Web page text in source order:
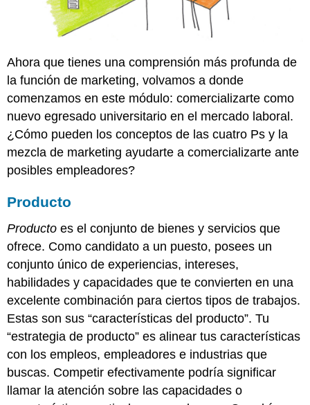
un
Plan
de
Ahora que tienes una comprensión más profunda de
la función de marketing, volvamos a donde
comenzamos en este módulo: comercializarte como
nuevo egresado universitario en el mercado laboral.
¿Cómo pueden los conceptos de las cuatro Ps y la
mezcla de marketing ayudarte a comercializarte ante
posibles empleadores?
Producto
Producto es el conjunto de bienes y servicios que
ofrece. Como candidato a un puesto, posees un
conjunto único de experiencias, intereses,
habilidades y capacidades que te convierten en una
excelente combinación para ciertos tipos de trabajos.
Estas son sus “características del producto”. Tu
“estrategia de producto” es alinear tus características
con los empleos, empleadores e industrias que
buscas. Competir efectivamente podría significar
llamar la atención sobre las capacidades o